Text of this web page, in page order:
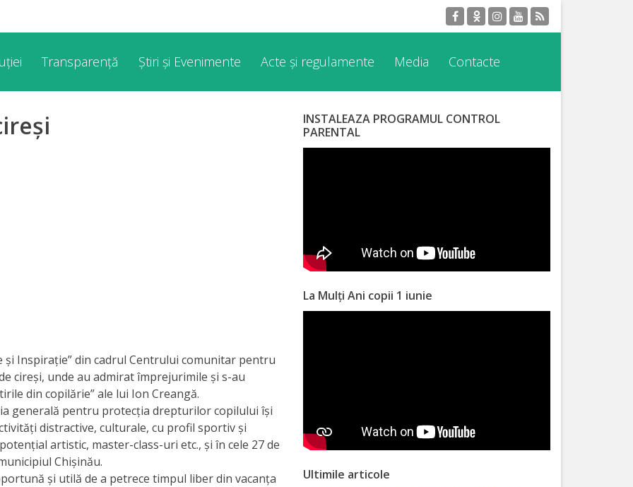
Transparență Știri și Evenimente Acte și regulamente Media Contacte
şi Inspiraţie” din cadrul Centrului comunitar pentru
cireşi, unde au admirat împrejurimile şi s-au
din copilărie” ale lui Ion Creangă.
generală pentru protecția drepturilor copilului își
distractive, culturale, cu profil sportiv și
artistic, master-class-uri etc., și în cele 27 de
Chișinău.
și utilă de a petrece timpul liber din vacanța
INSTALEAZA PROGRAMUL CONTROL
PARENTAL
La Mulți Ani copii 1 iunie
Ultimile articole